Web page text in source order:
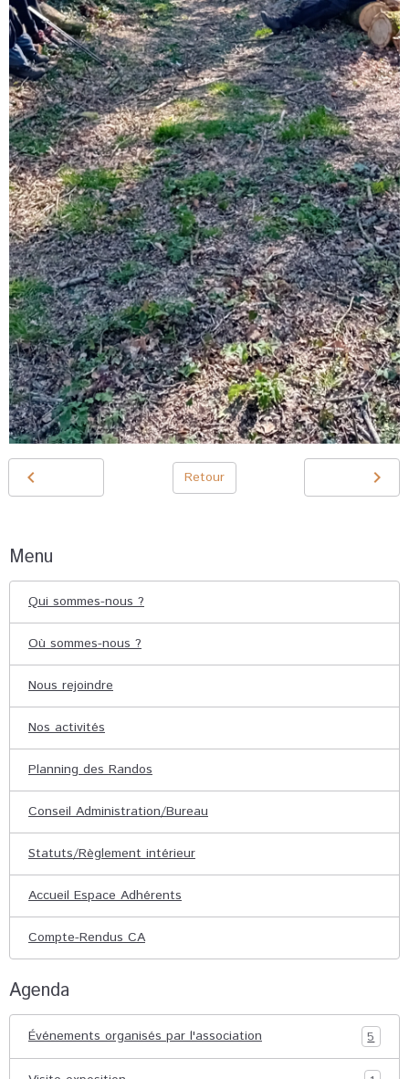
Retour
Menu
Qui sommes-nous ?
Où sommes-nous ?
Nous rejoindre
Nos activités
Planning des Randos
Conseil Administration/Bureau
Statuts/Règlement intérieur
Accueil Espace Adhérents
Compte-Rendus CA
Agenda
Événements organisés par l'association 5